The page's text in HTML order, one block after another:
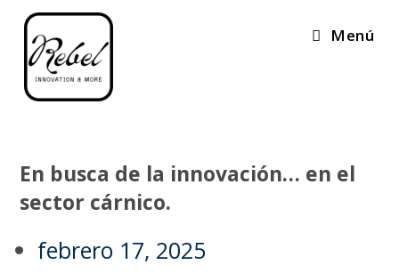
Menú
En busca de la innovación… en el
sector cárnico.
febrero 17, 2025